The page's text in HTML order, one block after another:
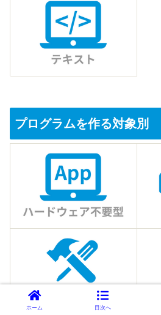
プログラムを作る対象別
ホーム 目次へ